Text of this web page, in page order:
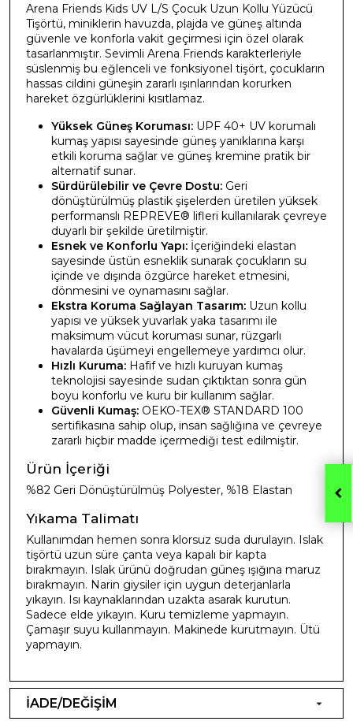
Arena Friends Kids UV L/S Çocuk Uzun Kollu Yüzücü
Tişörtü, miniklerin havuzda, plajda ve güneş altında
güvenle ve konforla vakit geçirmesi için özel olarak
tasarlanmıştır. Sevimli Arena Friends karakterleriyle
süslenmiş bu eğlenceli ve fonksiyonel tişört, çocukların
hassas cildini güneşin zararlı ışınlarından korurken
hareket özgürlüklerini kısıtlamaz.
Yüksek Güneş Koruması: UPF 40+ UV korumalı
kumaş yapısı sayesinde güneş yanıklarına karşı
etkili koruma sağlar ve güneş kremine pratik bir
alternatif sunar.
Sürdürülebilir ve Çevre Dostu: Geri
dönüştürülmüş plastik şişelerden üretilen yüksek
performanslı REPREVE® lifleri kullanılarak çevreye
duyarlı bir şekilde üretilmiştir.
Esnek ve Konforlu Yapı: İçeriğindeki elastan
sayesinde üstün esneklik sunarak çocukların su
içinde ve dışında özgürce hareket etmesini,
dönmesini ve oynamasını sağlar.
Ekstra Koruma Sağlayan Tasarım: Uzun kollu
yapısı ve yüksek yuvarlak yaka tasarımı ile
maksimum vücut koruması sunar, rüzgarlı
havalarda üşümeyi engellemeye yardımcı olur.
Hızlı Kuruma: Hafif ve hızlı kuruyan kumaş
teknolojisi sayesinde sudan çıktıktan sonra gün
boyu konforlu ve kuru bir kullanım sağlar.
Güvenli Kumaş: OEKO-TEX® STANDARD 100
sertifikasına sahip olup, insan sağlığına ve çevreye
zararlı hiçbir madde içermediği test edilmiştir.
Ürün İçeriği
%82 Geri Dönüştürülmüş Polyester, %18 Elastan
Yıkama Talimatı
Kullanımdan hemen sonra klorsuz suda durulayın. Islak
tişörtü uzun süre çanta veya kapalı bir kapta
bırakmayın. Islak ürünü doğrudan güneş ışığına maruz
bırakmayın. Narin giysiler için uygun deterjanlarla
yıkayın. Isı kaynaklarından uzakta asarak kurutun.
Sadece elde yıkayın. Kuru temizleme yapmayın.
Çamaşır suyu kullanmayın. Makinede kurutmayın. Ütü
yapmayın.
İADE/DEĞİŞİM